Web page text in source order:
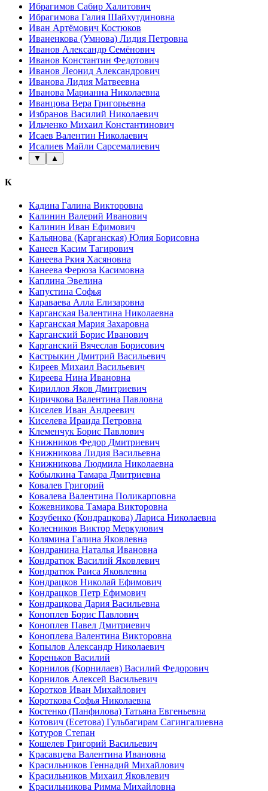
Ибрагимов Сабир Халитович
Ибрагимова Галия Шайхутдиновна
Иван Артёмович Костюков
Иваненкова (Умнова) Лидия Петровна
Иванов Александр Семёнович
Иванов Константин Федотович
Иванов Леонид Александрович
Иванова Лидия Матвеевна
Иванова Марианна Николаевна
Иванцова Вера Григорьевна
Избранов Василий Николаевич
Ильченко Михаил Константинович
Исаев Валентин Николаевич
Исалиев Майли Сарсемалиевич
▼ ▲
К
Кадина Галина Викторовна
Калинин Валерий Иванович
Калинин Иван Ефимович
Кальянова (Карганская) Юлия Борисовна
Канеев Касим Тагирович
Канеева Ркия Хасяновна
Канеева Ферюза Касимовна
Каплина Эвелина
Капустина Софья
Караваева Алла Елизаровна
Карганская Валентина Николаевна
Карганская Мария Захаровна
Карганский Борис Иванович
Карганский Вячеслав Борисович
Кастрыкин Дмитрий Васильевич
Киреев Михаил Васильевич
Киреева Нина Ивановна
Кириллов Яков Дмитриевич
Киричкова Валентина Павловна
Киселев Иван Андреевич
Киселева Ираида Петровна
Клеменчук Борис Павлович
Книжников Федор Дмитриевич
Книжникова Лидия Васильевна
Книжникова Людмила Николаевна
Кобылкина Тамара Дмитриевна
Ковалев Григорий
Ковалева Валентина Поликарповна
Кожевникова Тамара Викторовна
Козубенко (Кондрацкова) Лариса Николаевна
Колесников Виктор Меркулович
Колямина Галина Яковлевна
Кондранина Наталья Ивановна
Кондратюк Василий Яковлевич
Кондратюк Раиса Яковлевна
Кондрацков Николай Ефимович
Кондрацков Петр Ефимович
Кондрацкова Дария Васильевна
Коноплев Борис Павлович
Коноплев Павел Дмитриевич
Коноплева Валентина Викторовна
Копылов Александр Николаевич
Кореньков Василий
Корнилов (Корнилаев) Василий Федорович
Корнилов Алексей Васильевич
Коротков Иван Михайлович
Короткова Софья Николаевна
Костенко (Панфилова) Татьяна Евгеньевна
Котович (Есетова) Гульбагирам Сагингалиевна
Котуров Степан
Кошелев Григорий Васильевич
Красавцева Валентина Ивановна
Красильников Геннадий Михайлович
Красильников Михаил Яковлевич
Красильникова Римма Михайловна